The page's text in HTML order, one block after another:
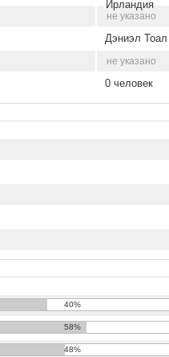
не указано
Дэниэл Тоал
не указано
0 человек
40%
58%
48%